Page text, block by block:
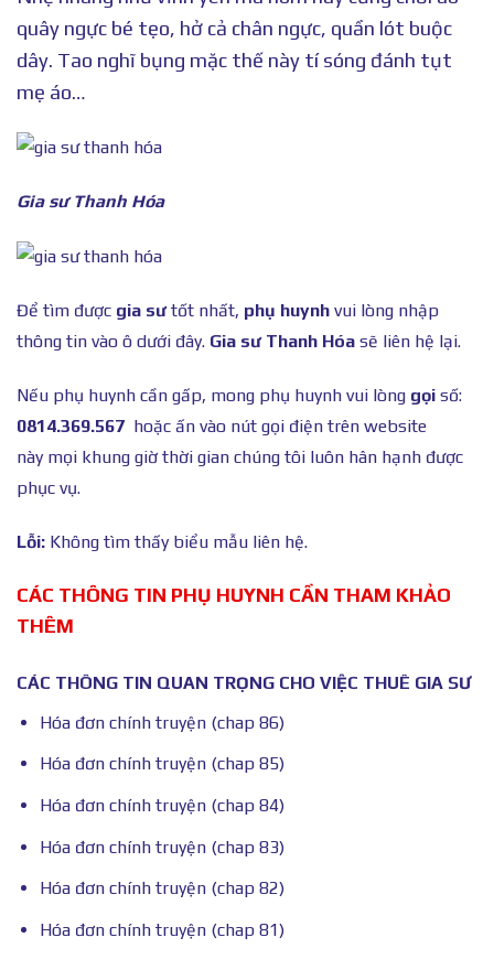
quây ngực bé tẹo, hở cả chân ngực, quần lót buộc
dây. Tao nghĩ bụng mặc thế này tí sóng đánh tụt
mẹ áo…
Gia sư Thanh Hóa
Để tìm được gia sưtốt nhất, phụ huynh vui lòng nhập
thông tin vào ô dưới đây. Gia sư Thanh Hóa sẽ liên hệ lại.
Nếu phụ huynh cần gấp, mong phụ huynh vui lòng gọi số:
0814.369.567 hoặc ấn vào nút gọi điện trên website
này mọi khung giờ thời gian chúng tôi luôn hân hạnh được
phục vụ.
Lỗi: Không tìm thấy biểu mẫu liên hệ.
CÁC THÔNG TIN PHỤ HUYNH CẦN THAM KHẢO
THÊM
CÁC THÔNG TIN QUAN TRỌNG CHO VIỆC THUÊ GIA SƯ
Hóa đơn chính truyện (chap 86)
Hóa đơn chính truyện (chap 85)
Hóa đơn chính truyện (chap 84)
Hóa đơn chính truyện (chap 83)
Hóa đơn chính truyện (chap 82)
Hóa đơn chính truyện (chap 81)